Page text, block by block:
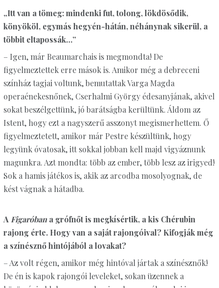
„Itt van a tömeg: mindenki fut, tolong, lökdösődik,
könyököl, egymás hegyén-hátán, néhánynak sikerül, a
többit eltapossák…”
– Igen, már Beaumarchais is megmondta! De
figyelmeztettek erre mások is. Amikor még a debreceni
színház tagjai voltunk, bemutattak Varga Magda
operaénekesnőnek, Cserhalmi György édesanyjának, akivel
sokat beszélgettünk, jó barátságba kerültünk. Áldom az
Istent, hogy ezt a nagyszerű asszonyt megismerhettem. Ő
figyelmeztetett, amikor már Pestre készültünk, hogy
legyünk óvatosak, itt sokkal jobban kell majd vigyáznunk
magunkra. Azt mondta: több az ember, több lesz az irigyed!
Sok a hamis játékos is, akik az arcodba mosolyognak, de
kést vágnak a hátadba.
AFigaróbana grófnőt is megkísértik, a kis Chérubin
rajong érte. Hogy van a saját rajongóival? Kifogják még
a színésznő hintójából a lovakat?
– Az volt régen, amikor még hintóval jártak a színésznők!
De én is kapok rajongói leveleket, sokan üzennek a